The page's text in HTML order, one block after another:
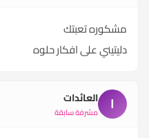
مشكوره تعبتك
دليتيني على افكار حلوه
ا العائدات
مشرفة سابقة